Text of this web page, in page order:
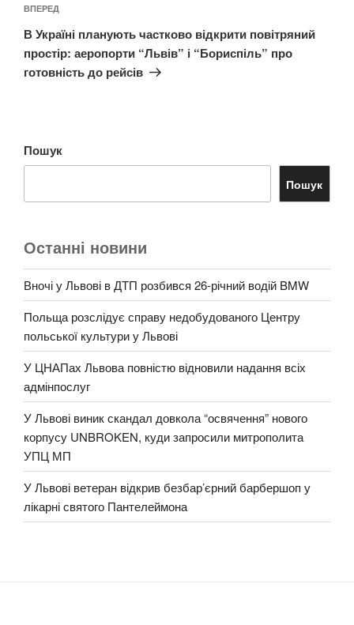
Наступний
запис
ВПЕРЕД
В Україні планують частково відкрити повітряний
простір: аеропорти “Львів” і “Бориспіль” про
готовність до рейсів
Пошук
Пошук
Останні новини
Вночі у Львові в ДТП розбився 26-річний водій BMW
Польща розслідує справу недобудованого Центру
польської культури у Львові
У ЦНАПах Львова повністю відновили надання всіх
адмінпослуг
У Львові виник скандал довкола “освячення” нового
корпусу UNBROKEN, куди запросили митрополита
УПЦ МП
У Львові ветеран відкрив безбар’єрний барбершоп у
лікарні святого Пантелеймона